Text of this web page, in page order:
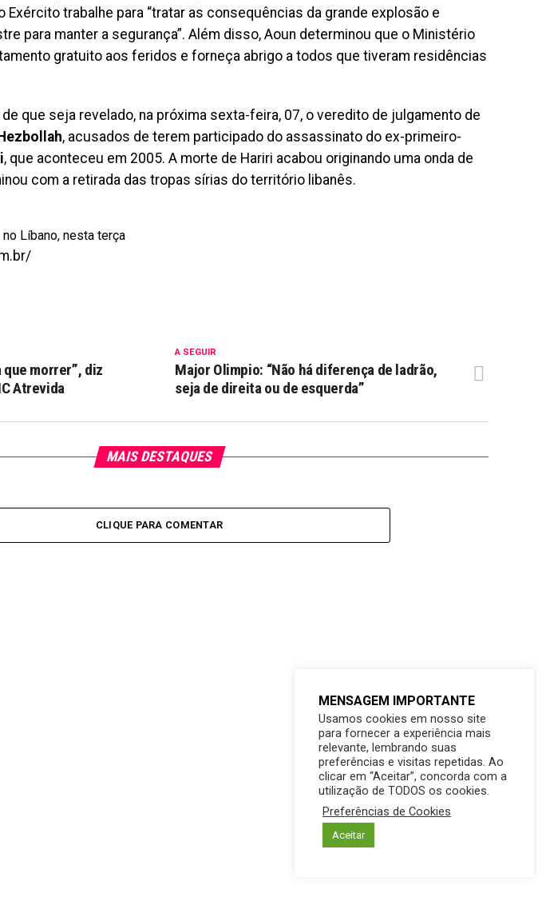
Exército trabalhe para “tratar as consequências da grande explosão e
para manter a segurança”. Além disso, Aoun determinou que o Ministério
gratuito aos feridos e forneça abrigo a todos que tiveram residências
que seja revelado, na próxima sexta-feira, 07, o veredito de julgamento de
Hezbollah, acusados de terem participado do assassinato do ex-primeiro-
, que aconteceu em 2005. A morte de Hariri acabou originando uma onda de
com a retirada das tropas sírias do território libanês.
Líbano, nesta terça
A SEGUIR
Major Olimpio: “Não há diferença de ladrão,
seja de direita ou de esquerda”
morrer”, diz
Atrevida
MAIS DESTAQUES
CLIQUE PARA COMENTAR
MENSAGEM IMPORTANTE
Usamos cookies em nosso site
para fornecer a experiência mais
relevante, lembrando suas
preferências e visitas repetidas. Ao
clicar em “Aceitar”, concorda com a
utilização de TODOS os cookies.
Preferências de Cookies
Aceitar